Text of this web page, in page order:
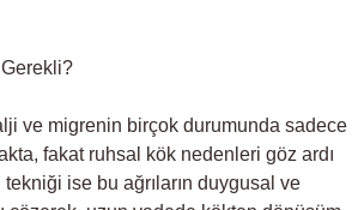
ve migrenin birçok durumunda sadece
fakat ruhsal kök nedenleri göz ardı
ise bu ağrıların duygusal ve